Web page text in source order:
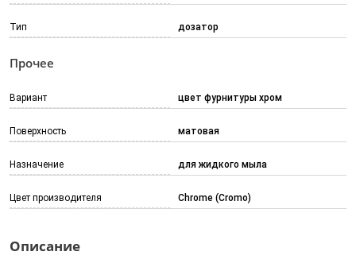
Тип дозатор
Прочее
Вариант цвет фурнитуры хром
Поверхность матовая
Назначение для жидкого мыла
Цвет производителя Chrome (Cromo)
Описание